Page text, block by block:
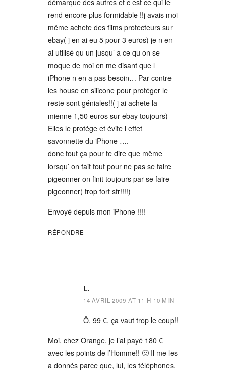
démarque des autres et c est ce qui le
rend encore plus formidable !!j avais moi
même achete des films protecteurs sur
ebay( j en ai eu 5 pour 3 euros) je n en
ai utilisé qu un jusqu’ a ce qu on se
moque de moi en me disant que l
iPhone n en a pas besoin… Par contre
les house en silicone pour protéger le
reste sont géniales!!( j ai achete la
mienne 1,50 euros sur ebay toujours)
Elles le protége et évite l effet
savonnette du iPhone ….
donc tout ça pour te dire que même
lorsqu’ on fait tout pour ne pas se faire
pigeonner on finit toujours par se faire
pigeonner( trop fort sfr!!!!)
Envoyé depuis mon iPhone !!!!
RÉPONDRE
L.
14 AVRIL 2009 AT 11 H 10 MIN
Ô, 99 €, ça vaut trop le coup!!
Moi, chez Orange, je l’ai payé 180 €
avec les points de l’Homme!! 🙂 Il me les
a donnés parce que, lui, les téléphones,